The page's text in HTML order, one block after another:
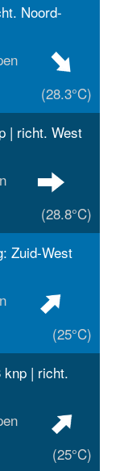
Noord-
(28.3°C)
| richt. West
(28.8°C)
Zuid-West
(25°C)
knp | richt.
(25°C)